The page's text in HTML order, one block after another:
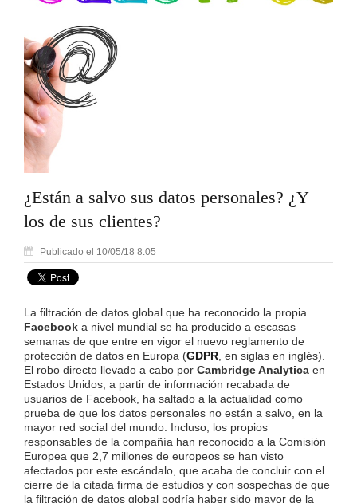
¿Están a salvo sus datos personales? ¿Y
los de sus clientes?
Publicado el 10/05/18 8:05
La filtración de datos global que ha reconocido la propia
Facebook a nivel mundial se ha producido a escasas
semanas de que entre en vigor el nuevo reglamento de
protección de datos en Europa (GDPR , en siglas en inglés).
El robo directo llevado a cabo por Cambridge Analytica en
Estados Unidos, a partir de información recabada de
usuarios de Facebook, ha saltado a la actualidad como
prueba de que los datos personales no están a salvo, en la
mayor red social del mundo. Incluso, los propios
responsables de la compañía han reconocido a la Comisión
Europea que 2,7 millones de europeos se han visto
afectados por este escándalo, que acaba de concluir con el
cierre de la citada firma de estudios y con sospechas de que
la filtración de datos global podría haber sido mayor de la